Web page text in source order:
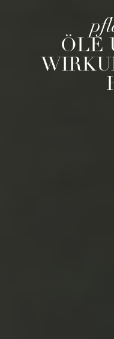
ÖLE